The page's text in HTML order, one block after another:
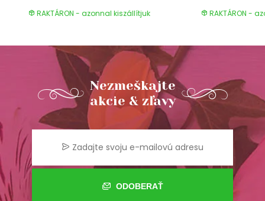
RAKTÁRON - azonnal kiszállítjuk RAKTÁRON -
Nezmeškajte
akcie & zľavy
ODOBERAŤ